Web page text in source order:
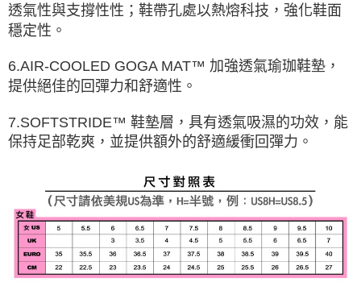
透氣性與支撐性性；鞋帶孔處以熱熔科技，強化鞋面
穩定性。
6.AIR-COOLED GOGA MAT™ 加強透氣瑜珈鞋墊，
提供絕佳的回彈力和舒適性。
7.SOFTSTRIDE™ 鞋墊層，具有透氣吸濕的功效，能
保持足部乾爽，並提供額外的舒適緩衝回彈力。